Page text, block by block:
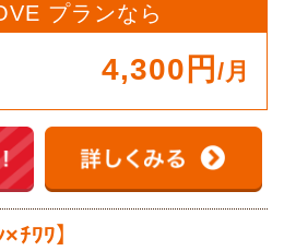
プランなら
4,300円 /月
ﾁﾜﾜ】